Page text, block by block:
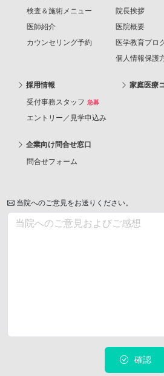
検査＆施術メニュー
医師紹介
カウンセリング予約
院長挨拶
医院概要
医学教育プロ
個人情報保護
採用情報
受付事務スタッフ 急募
エントリー／見学申込み
家庭医療
企業向け問合せ窓口
問合せフォーム
当院へのご意見をお送りください。
確認